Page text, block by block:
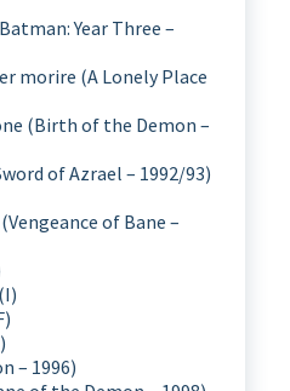
Year Three –
morire (A Lonely Place
(Birth of the Demon –
of Azrael – 1992/93)
of Bane –
– 1996)